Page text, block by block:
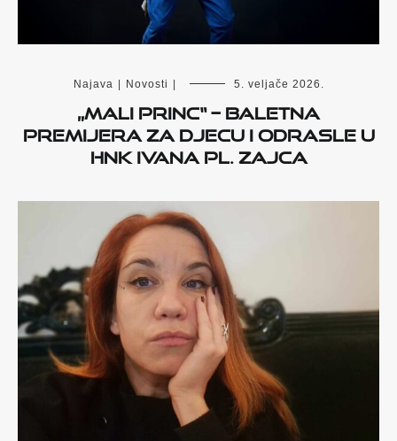
Najava Novosti 5. veljače 2026.
„Mali princ“ – baletna
premijera za djecu i odrasle u
HNK Ivana pl. Zajca